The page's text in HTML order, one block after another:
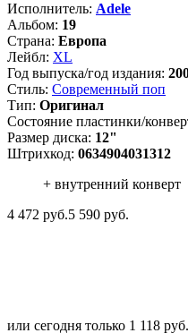
Исполнитель: Adele
Альбом: 19
Страна: Европа
Лейбл: XL
Год выпуска/год издания:
Стиль: Современный поп
Тип: Оригинал
Состояние пластинки/
Размер диска: 12"
Штрихкод: 0634904031312
+ внутренний конверт
4 472 руб.5 590 руб.
или сегодня только 1 118 руб.